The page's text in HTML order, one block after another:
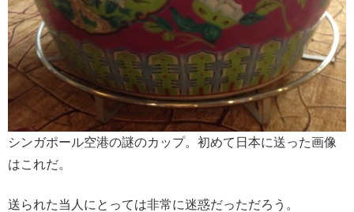
シンガポール空港の謎のカップ。初めて日本に送った画像
はこれだ。
送られた当人にとっては非常に迷惑だっただろう。